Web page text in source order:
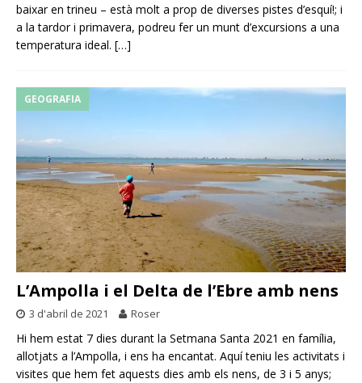
baixar en trineu – està molt a prop de diverses pistes d’esquí!; i
a la tardor i primavera, podreu fer un munt d’excursions a una
temperatura ideal. […]
GEOGRAFIA
L’Ampolla i el Delta de l’Ebre amb nens
3 d'abril de 2021 Roser
Hi hem estat 7 dies durant la Setmana Santa 2021 en família,
allotjats a l’Ampolla, i ens ha encantat. Aquí teniu les activitats i
visites que hem fet aquests dies amb els nens, de 3 i 5 anys;